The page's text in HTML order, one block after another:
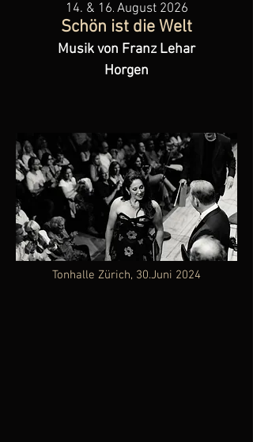
14. & 16. August 2026
Schön ist die Welt
Musik von Franz Lehar
Horgen
Tonhalle Zürich, 30.Juni 2024